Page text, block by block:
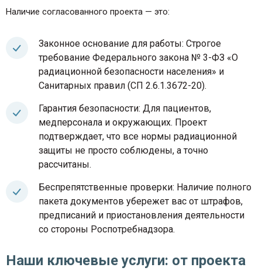
Наличие согласованного проекта — это:
Законное основание для работы: Строгое
требование Федерального закона № 3-ФЗ «О
радиационной безопасности населения» и
Санитарных правил (СП 2.6.1.3672-20).
Гарантия безопасности: Для пациентов,
медперсонала и окружающих. Проект
подтверждает, что все нормы радиационной
защиты не просто соблюдены, а точно
рассчитаны.
Беспрепятственные проверки: Наличие полного
пакета документов убережет вас от штрафов,
предписаний и приостановления деятельности
со стороны Роспотребнадзора.
Наши ключевые услуги: от проекта